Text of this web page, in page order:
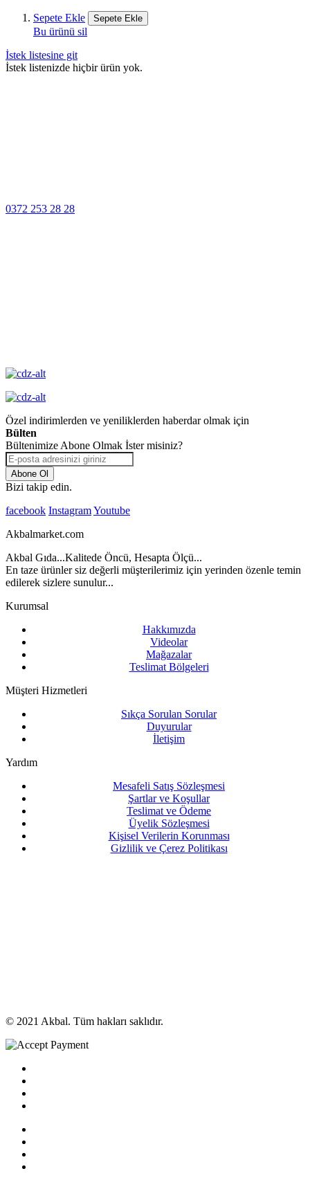
Sepete Ekle Sepete Ekle
Bu ürünü sil
İstek listesine git
İstek listenizde hiçbir ürün yok.
0372 253 28 28
Özel indirimlerden ve yeniliklerden haberdar olmak için
Bülten
Bültenimize Abone Olmak İster misiniz?
Abone Ol
Bizi takip edin.
facebook InstagramYoutube
Akbalmarket.com
Akbal Gıda...Kalitede Öncü, Hesapta Ölçü...
En taze ürünler siz değerli müşterilerimiz için yerinden özenle temin
edilerek sizlere sunulur...
Kurumsal
Hakkımızda
Videolar
Mağazalar
Teslimat Bölgeleri
Müşteri Hizmetleri
Sıkça Sorulan Sorular
Duyurular
İletişim
Yardım
Mesafeli Satış Sözleşmesi
Şartlar ve Koşullar
Teslimat ve Ödeme
Üyelik Sözleşmesi
Kişisel Verilerin Korunması
Gizlilik ve Çerez Politikası
© 2021 Akbal. Tüm hakları saklıdır.